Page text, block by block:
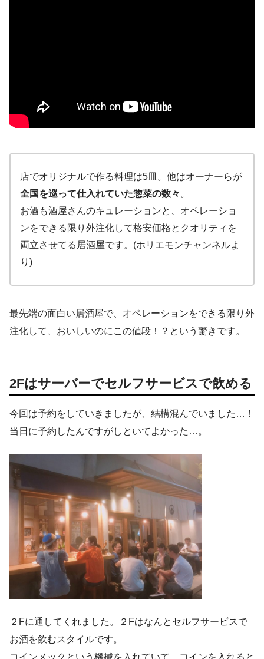
店でオリジナルで作る料理は5皿。他はオーナーらが
全国を巡って仕入れていた惣菜の数々 。
お酒も酒屋さんのキュレーションと、オペレーショ
ンをできる限り外注化して格安価格とクオリティを
両立させてる居酒屋です。(ホリエモンチャンネルよ
り)
最先端の面白い居酒屋で、オペレーションをできる限り外
注化して、おいしいのにこの値段！？という驚きです。
2Fはサーバーでセルフサービスで飲める
今回は予約をしていきましたが、結構混んでいました…！
当日に予約したんですがしといてよかった…。
２Fに通してくれました。２Fはなんとセルフサービスで
お酒を飲むスタイルです。
コインメックという機械を入れていて、コインを入れると